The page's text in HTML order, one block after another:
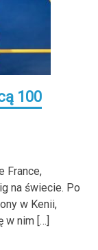
100
France,
na świecie. Po
w Kenii,
w nim […]